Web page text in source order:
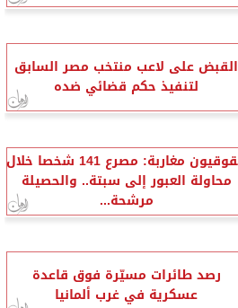
القبض على لاعب منتخب مصر السابق
لتنفيذ حكم قضائي ضده
حقوقيون مغاربة: مصرع 141 شخصا خلال
محاولة العبور إلى سبتة.. والحصيلة
مرشحة...
رصد طائرات مسيّرة فوق قاعدة
عسكرية في غرب ألمانيا